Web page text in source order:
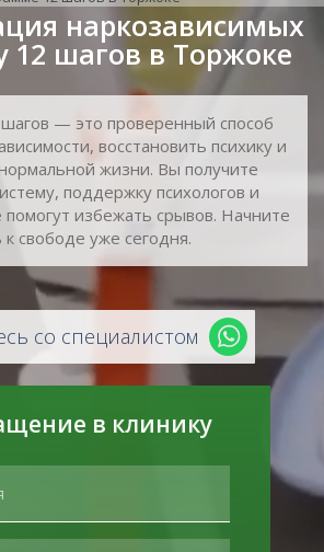
наркозависимых
12 шагов в Торжоке
— это проверенный способ
восстановить психику и
жизни. Вы получите
поддержку психологов и
избежать срывов. Начните
к свободе уже сегодня.
со специалистом
в клинику